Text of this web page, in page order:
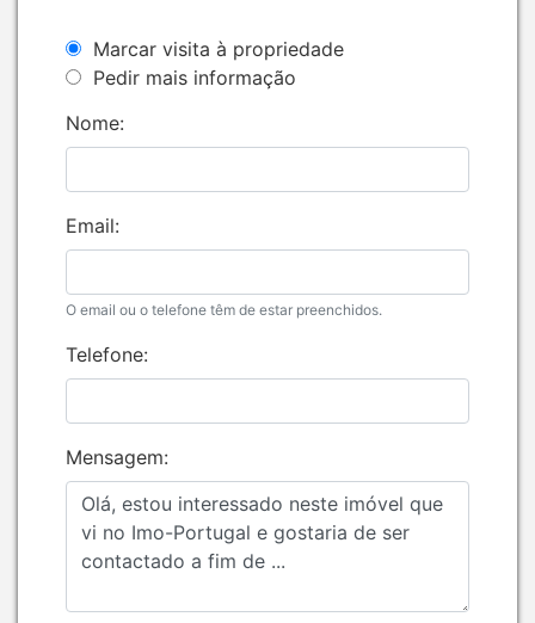
Marcar visita à propriedade
Pedir mais informação
Nome:
Email:
O email ou o telefone têm de estar preenchidos.
Telefone:
Mensagem: